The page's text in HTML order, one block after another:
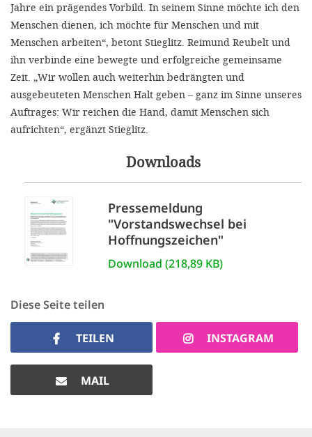
Jahre ein prägendes Vorbild. In seinem Sinne möchte ich den
Menschen dienen, ich möchte für Menschen und mit
Menschen arbeiten“, betont Stieglitz. Reimund Reubelt und
ihn verbinde eine bewegte und erfolgreiche gemeinsame
Zeit. „Wir wollen auch weiterhin bedrängten und
ausgebeuteten Menschen Halt geben – ganz im Sinne unseres
Auftrages: Wir reichen die Hand, damit Menschen sich
aufrichten“, ergänzt Stieglitz.
Downloads
Pressemeldung
"Vorstandswechsel bei
Hoffnungszeichen"
Download (218,89 KB)
Diese Seite teilen
TEILEN INSTAGRAM
MAIL